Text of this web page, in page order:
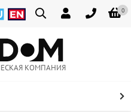
0
КОМПАНИЯ